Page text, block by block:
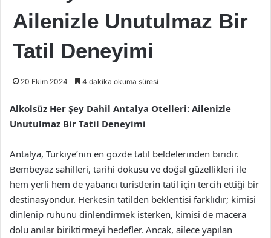
Ailenizle Unutulmaz Bir
Tatil Deneyimi
20 Ekim 2024 4 dakika okuma süresi
Alkolsüz Her Şey Dahil Antalya Otelleri: Ailenizle
Unutulmaz Bir Tatil Deneyimi
Antalya, Türkiye’nin en gözde tatil beldelerinden biridir.
Bembeyaz sahilleri, tarihi dokusu ve doğal güzellikleri ile
hem yerli hem de yabancı turistlerin tatil için tercih ettiği bir
destinasyondur. Herkesin tatilden beklentisi farklıdır; kimisi
dinlenip ruhunu dinlendirmek isterken, kimisi de macera
dolu anılar biriktirmeyi hedefler. Ancak, ailece yapılan